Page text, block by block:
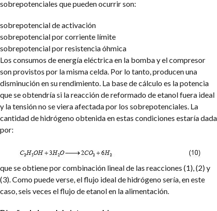
sobrepotenciales que pueden ocurrir son:
sobrepotencial de activación
sobrepotencial por corriente límite
sobrepotencial por resistencia óhmica
Los consumos de energía eléctrica en la bomba y el compresor
son provistos por la misma celda. Por lo tanto, producen una
disminución en su rendimiento. La base de cálculo es la potencia
que se obtendría si la reacción de reformado de etanol fuera ideal
y la tensión no se viera afectada por los sobrepotenciales. La
cantidad de hidrógeno obtenida en estas condiciones estaría dada
por:
que se obtiene por combinación lineal de las reacciones (1), (2) y
(3). Como puede verse, el flujo ideal de hidrógeno sería, en este
caso, seis veces el flujo de etanol en la alimentación.